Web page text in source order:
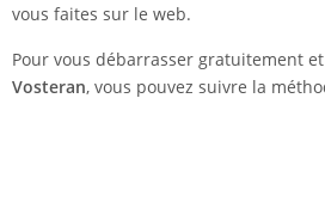
vous faites sur le web.
Pour vous débarrasser gratuitement
Vosteran, vous pouvez suivre la